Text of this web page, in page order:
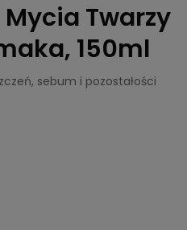
Mycia Twarzy
150ml
sebum i pozostałości